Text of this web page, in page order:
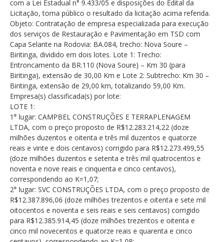
com a Lei Estadual n° 9.433/05 e disposições do Edital da
Licitação, torna público o resultado da licitação acima referida.
Objeto: Contratação de empresa especializada para execução
dos serviços de Restauração e Pavimentação em TSD com
Capa Selante na Rodovia: BA.084, trecho: Nova Soure –
Biritinga, dividido em dois lotes. Lote 1: Trecho:
Entroncamento da BR.110 (Nova Soure) – Km 30 (para
Biritinga), extensão de 30,00 Km e Lote 2: Subtrecho: Km 30 –
Biritinga, extensão de 29,00 km, totalizando 59,00 Km.
Empresa(s) classificada(s) por lote:
LOTE 1:
1° lugar: CAMPBEL CONSTRUÇÕES E TERRAPLENAGEM
LTDA, com o preço proposto de R$12.283.214,22 (doze
milhões duzentos e oitenta e três mil duzentos e quatorze
reais e vinte e dois centavos) corrigido para R$12.273.499,55
(doze milhões duzentos e setenta e três mil quatrocentos e
noventa e nove reais e cinquenta e cinco centavos),
correspondendo ao K=1,07;
2° lugar: SVC CONSTRUÇÕES LTDA, com o preço proposto de
R$12.387.896,06 (doze milhões trezentos e oitenta e sete mil
oitocentos e noventa e seis reais e seis centavos) corrigido
para R$12.385.914,45 (doze milhões trezentos e oitenta e
cinco mil novecentos e quatorze reais e quarenta e cinco